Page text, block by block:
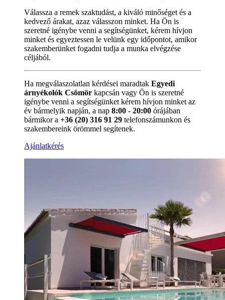
Válassza a remek szaktudást, a kiváló minőséget és a
kedvező árakat, azaz válasszon minket. Ha Ön is
szeretné igénybe venni a segítségünket, kérem hívjon
minket és egyeztessen le velünk egy időpontot, amikor
szakemberünket fogadni tudja a munka elvégzése
céljából.
Ha megválaszolatlan kérdései maradtak Egyedi
árnyékolók Csömör kapcsán vagy Ön is szeretné
igénybe venni a segítségünket kérem hívjon minket az
év bármelyik napján, a nap 8:00 - 20:00 órájában
bármikor a +36 (20) 316 91 29 telefonszámunkon és
szakembereink örömmel segítenek.
Ajánlatkérés